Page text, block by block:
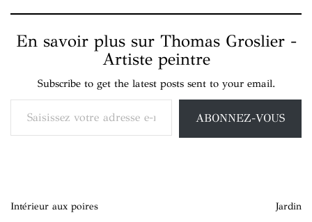
En savoir plus sur Thomas Groslier -
Artiste peintre
Subscribe to get the latest posts sent to your email.
Saisissez votre adresse e-mail…
ABONNEZ-VOUS
Navigation
Intérieur aux poires Jardin